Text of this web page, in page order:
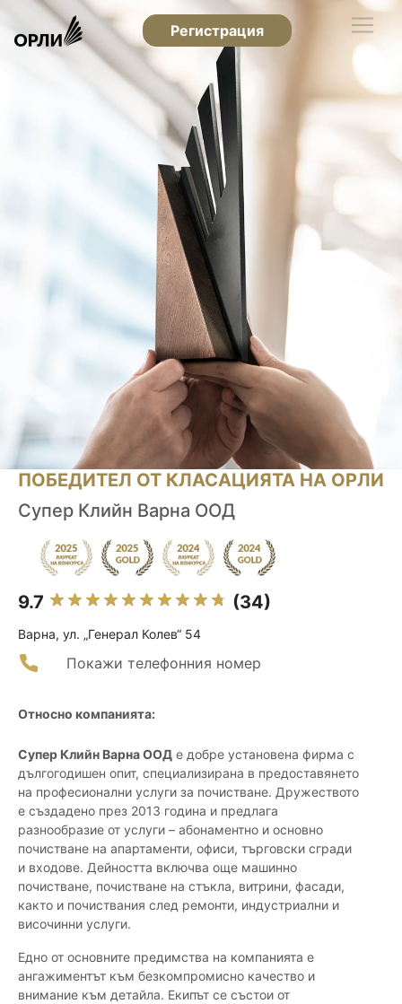
Регистрация
ПОБЕДИТЕЛ ОТ КЛАСАЦИЯТА НА ОРЛИ
Супер Клийн Варна ООД
9.7 (34)
Варна, ул. „Генерал Колев“ 54
Покажи телефонния номер
Относно компанията:
Супер Клийн Варна ООД е добре установена фирма с
дългогодишен опит, специализирана в предоставянето
на професионални услуги за почистване. Дружеството
е създадено през 2013 година и предлага
разнообразие от услуги – абонаментно и основно
почистване на апартаменти, офиси, търговски сгради
и входове. Дейността включва още машинно
почистване, почистване на стъкла, витрини, фасади,
както и почиствания след ремонти, индустриални и
височинни услуги.
Едно от основните предимства на компанията е
ангажиментът към безкомпромисно качество и
внимание към детайла. Екипът се състои от